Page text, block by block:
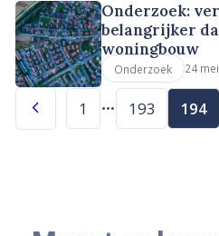
Onderzoek:
belangrijker
woningbouw
Onderzoek 24
1 193 194